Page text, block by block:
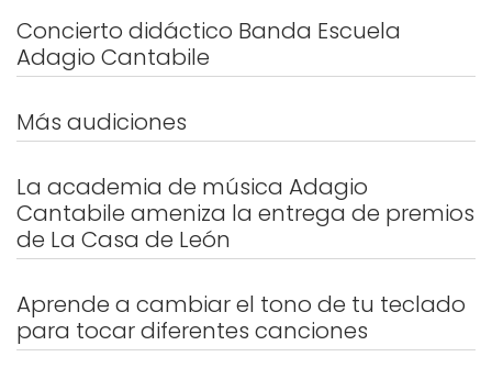
Concierto didáctico Banda Escuela
Adagio Cantabile
Más audiciones
La academia de música Adagio
Cantabile ameniza la entrega de premios
de La Casa de León
Aprende a cambiar el tono de tu teclado
para tocar diferentes canciones